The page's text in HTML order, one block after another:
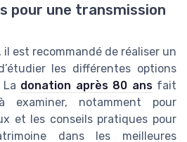
pour une transmission
est recommandé de réaliser un
les différentes options
donation après 80 ansfait
notamment pour
et les conseils pratiques pour
dans les meilleures